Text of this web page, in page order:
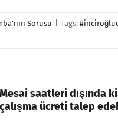
Sorusu Tags:
Mesai saatleri dışında
çalışma ücreti talep